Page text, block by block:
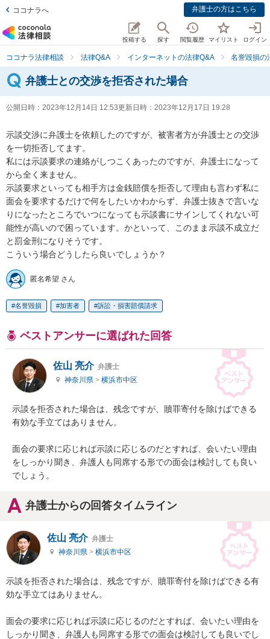
ココナラへ 弁護士の方はこちら
投稿する 探す 閲覧履歴 マイリスト ログイン
ココナラ法律相談 法律Q&A インターネットの法律Q&A 名誉毀損の
弁護士との交渉を拒否された場合
公開日時： 2023年12月14日 12:53更新日時： 2023年12月17日 19:28
示談交渉に弁護士を依頼したのですが、被害者方が弁護士との交渉
を一切拒否してます。
私には示談要求の連絡がしつこくあったのですが、弁護士になって
から全く来ません。
示談要求といっても相手方は金銭賠償を拒否して理由も言わず私に
面会を要求するだけで何をしたいかわからず、弁護士抜きで言いな
りになったところでいつになっても示談書にサインしてくれない可
能性が高いので困っています。かといって、このまま示談不成立だ
と罰金刑になりそうです。
こういう場合どうしたら良いでしょうか？
匿名希望 さん
名誉毀損 加害者 訴訟・損害賠償請求
ベストアンサーに選ばれた回答
佐山 亮介 弁護士
神奈川県 > 横浜市中区
示談を拒否された場合は、残念ですが、贖罪寄付を除けばできる
有効な手立てはありません。
面会の要求に応じれば示談に応じるのだとすれば、会いたい理由
をしっかり聞き、弁護人も同席する形での面会は検討しても良い
でしょう。
弁護士からの回答タイムライン
佐山 亮介 弁護士
神奈川県 > 横浜市中区
示談を拒否された場合は、残念ですが、贖罪寄付を除けばできる有
効な手立てはありません。
面会の要求に応じれば示談に応じるのだとすれば、会いたい理由を
しっかり聞き、弁護人も同席する形での面会は検討しても良いでし